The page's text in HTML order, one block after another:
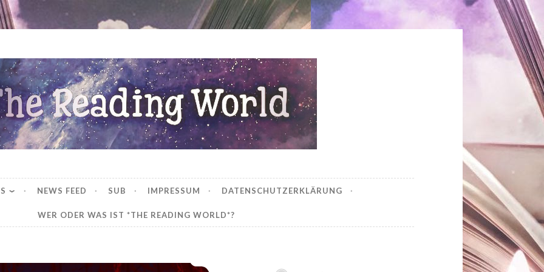
World
NEWS FEED SUB IMPRESSUM DATENSCHUTZERKLÄRUNG
WER ODER WAS IST *THE READING WORLD*?
*Rezension* – We Who Will Die (1) von Stacia Stark